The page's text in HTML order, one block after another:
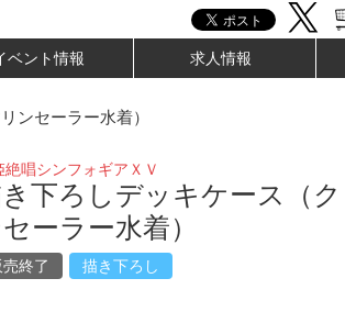
ベント情報 求人情報
セーラー水着）
絶唱シンフォギアＸＶ
下ろしデッキケース（
ーラー水着）
売終了 描き下ろし